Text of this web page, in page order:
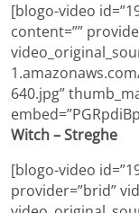
[blogo-video
content=””
640.jpg”
Witch – Streghe
[blogo-video
provider=”brid”